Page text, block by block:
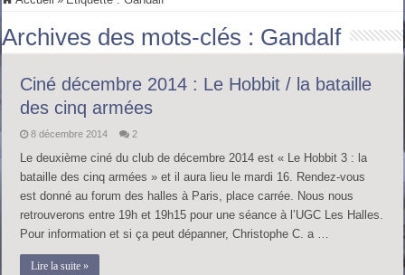
Archives des mots-clés : Gandalf
Ciné décembre 2014 : Le Hobbit / la bataille
des cinq armées
8 décembre 2014 2
Le deuxième ciné du club de décembre 2014 est « Le Hobbit 3 : la
bataille des cinq armées » et il aura lieu le mardi 16. Rendez-vous
est donné au forum des halles à Paris, place carrée. Nous nous
retrouverons entre 19h et 19h15 pour une séance à l’UGC Les Halles.
Pour information et si ça peut dépanner, Christophe C. a …
Lire la suite »